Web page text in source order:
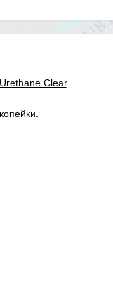
Urethane Clear.